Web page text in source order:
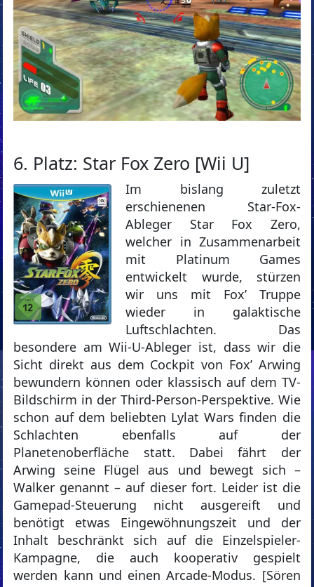
6. Platz: Star Fox Zero [Wii U]
Im bislang zuletzt
erschienenen Star-Fox-
Ableger Star Fox Zero,
welcher in Zusammenarbeit
mit Platinum Games
entwickelt wurde, stürzen
wir uns mit Fox’ Truppe
wieder in galaktische
Luftschlachten. Das
besondere am Wii-U-Ableger ist, dass wir die
Sicht direkt aus dem Cockpit von Fox’ Arwing
bewundern können oder klassisch auf dem TV-
Bildschirm in der Third-Person-Perspektive. Wie
schon auf dem beliebten Lylat Wars finden die
Schlachten ebenfalls auf der
Planetenoberfläche statt. Dabei fährt der
Arwing seine Flügel aus und bewegt sich –
Walker genannt – auf dieser fort. Leider ist die
Gamepad-Steuerung nicht ausgereift und
benötigt etwas Eingewöhnungszeit und der
Inhalt beschränkt sich auf die Einzelspieler-
Kampagne, die auch kooperativ gespielt
werden kann und einen Arcade-Modus. [Sören